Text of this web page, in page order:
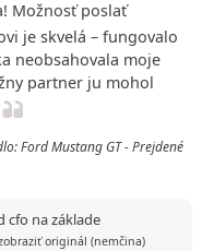
Možnosť poslať
je skvelá – fungovalo
neobsahovala moje
partner ju mohol
Ford Mustang GT - Prejdené
cfo na základe
originál (nemčina)